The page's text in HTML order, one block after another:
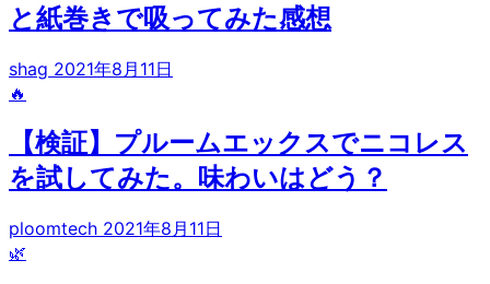
と紙巻きで吸ってみた感想
shag 2021年8月11日
🔥
【検証】プルームエックスでニコレス
を試してみた。味わいはどう？
ploomtech 2021年8月11日
🌿